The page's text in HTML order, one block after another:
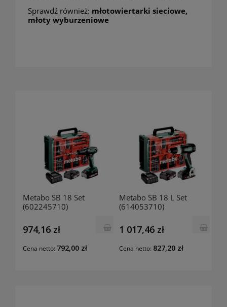
Sprawdź również: młotowiertarki sieciowe,
młoty wyburzeniowe
Metabo SB 18 Set
(602245710)
udarowa
974,16 zł
Cena netto: 792,00 zł
Metabo SB 18 L Set
(614053710)
udarowa
1 017,46 zł
Cena netto: 827,20 zł